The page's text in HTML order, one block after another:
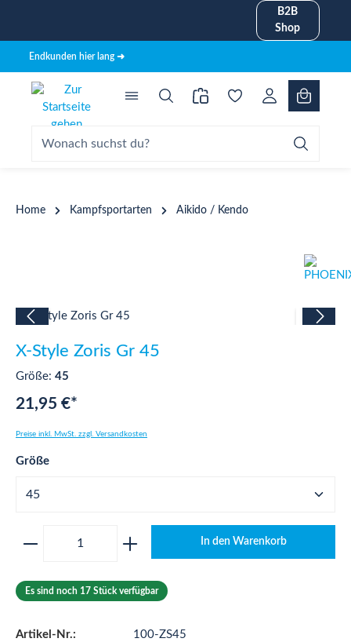
B2B
Shop
Endkunden hier lang ➜
Home Kampfsportarten Aikido / Kendo
Bildergalerie überspringen
X-Style Zoris Gr 45
Größe: 45
21,95 €*
Preise inkl. MwSt. zzgl. Versandkosten
Größeauswählen
Produkt Anzahl: Gib den gewünschten
In den Warenkorb
Es sind noch 17 Stück verfügbar
Artikel-Nr.: 100-ZS45